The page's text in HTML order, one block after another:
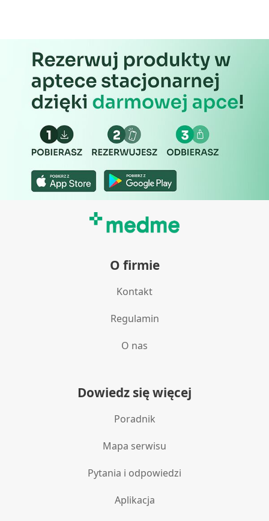
O firmie
Kontakt
Regulamin
O nas
Dowiedz się więcej
Poradnik
Mapa serwisu
Pytania i odpowiedzi
Aplikacja